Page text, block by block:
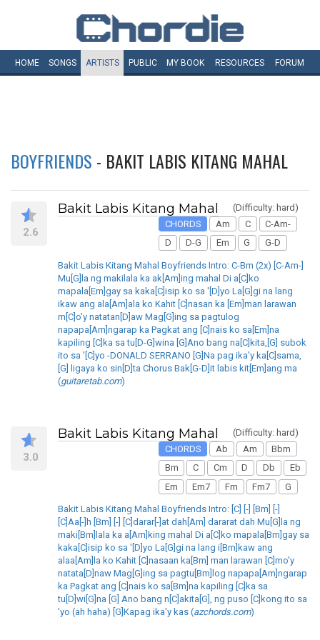
HOME SONGS ARTISTS PUBLIC MY BOOK RESOURCES FORUM
BOYFRIENDS - BAKIT LABIS KITANG MAHAL
2.6
Bakit Labis Kitang Mahal
(Difficulty: hard)
CHORDS
Am C
C-Am-
D
D-G Em G G-D
Bakit Labis Kitang Mahal Boyfriends Intro: C-Bm (2x) [C-Am-]
Mu[G]la ng makilala ka ak[Am]ing mahal Di a[C]ko
mapala[Em]gay sa kaka[C]isip ko sa '[D]yo La[G]gi na lang
ikaw ang ala[Am]ala ko Kahit [C]nasan ka [Em]man larawan
m[C]o'y natatan[D]aw Mag[G]ing sa pagtulog
napapa[Am]ngarap ka Pagkat ang [C]nais ko sa[Em]na
kapiling [C]ka sa tu[D-G]wina [G]Ano bang na[C]kita,[G] subok
ito sa '[C]yo -DONALD SERRANO [G]Na pag ika'y ka[C]sama,
[G] ligaya ko sin[D]ta Chorus Bak[G-D]it labis kit[Em]ang ma
(guitaretab.com)
3.0
Bakit Labis Kitang Mahal
(Difficulty: hard)
CHORDS
Ab Am
Bbm
Bm
C Cm D Db
Eb
Em
Em7 Fm Fm7 G
Bakit Labis Kitang Mahal Boyfriends Intro: [C] [-] [Bm] [-]
[C]Aa[-]h [Bm] [-] [C]darar[-]at dah[Am] dararat dah Mu[G]la ng
maki[Bm]lala ka a[Am]king mahal Di a[C]ko mapala[Bm]gay sa
kaka[C]isip ko sa '[D]yo La[G]gi na lang i[Bm]kaw ang
alaa[Am]la ko Kahit [C]nasaan ka[Bm] man larawan [C]mo'y
natata[D]naw Mag[G]ing sa pagtu[Bm]log napapa[Am]ngarap
ka Pagkat ang [C]nais ko sa[Bm]na kapiling [C]ka sa
tu[D]wi[G]na [G] Ano bang n[C]akita[G], ng puso [C]kong ito sa
'yo (ah haha) [G]Kapag ika'y kas (azchords.com)